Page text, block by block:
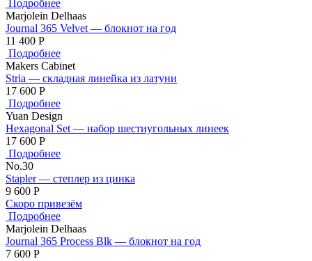
Подробнее
Marjolein Delhaas
Journal 365 Velvet — блокнот на год
11 400 Р
Подробнее
Makers Cabinet
Stria — складная линейка из латуни
17 600 Р
Подробнее
Yuan Design
Hexagonal Set — набор шестиугольных линеек
17 600 Р
Подробнее
No.30
Stapler — степлер из цинка
9 600 Р
Скоро привезём
Подробнее
Marjolein Delhaas
Journal 365 Process Blk — блокнот на год
7 600 Р